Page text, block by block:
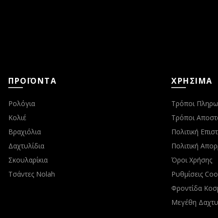
ΠΡΟΪΟΝΤΑ
Ρολόγια
Κολιέ
Βραχιόλια
Δαχτυλίδια
Σκουλαρίκια
Τσάντες Nolah
ΧΡΗΣΙΜΑ
Τρόποι
Τρόποι
Πολιτική
Πολιτική
Όροι Χρήσης
Ρυθμίσεις
Φροντίδα
Μεγέθη